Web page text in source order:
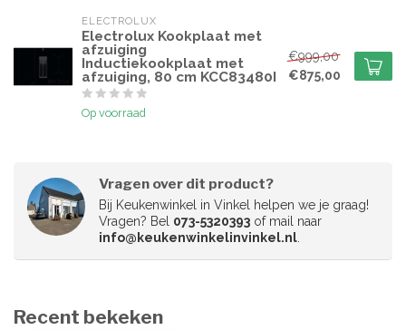
ELECTROLUX
Electrolux Kookplaat met
afzuiging
Inductiekookplaat met
afzuiging, 80 cm KCC83480I
Op voorraad
€999,00
€875,00
Vragen over dit product?
Bij Keukenwinkel in Vinkel helpen we je graag!
Vragen? Bel 073-5320393 of mail naar
info@keukenwinkelinvinkel.nl.
Recent bekeken